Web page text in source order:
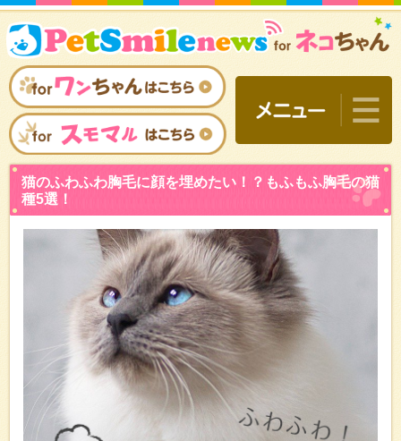
猫のふわふわ胸毛に顔を
種5選！